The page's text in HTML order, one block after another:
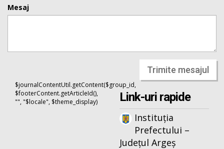
Mesaj
Trimite mesajul
$journalContentUtil.getContent($group_id,
$footerContent.getArticleId(),
"", "$locale", $theme_display)
Link-uri rapide
Instituția
Prefectului –
Județul Argeș